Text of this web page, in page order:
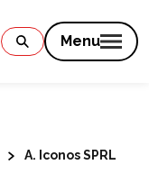
Menu
A. Iconos SPRL